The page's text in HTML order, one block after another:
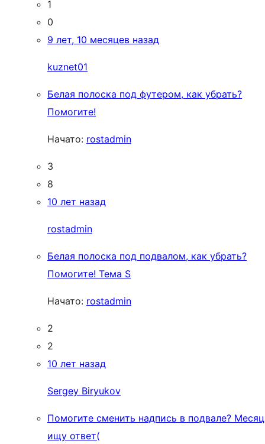
1
0
9 лет, 10 месяцев назад
kuznet01
Белая полоска под футером, как убрать?
Помогите!
Начато: rostadmin
3
8
10 лет назад
rostadmin
Белая полоска под подвалом, как убрать?
Помогите! Тема S
Начато: rostadmin
2
2
10 лет назад
Sergey Biryukov
Помогите сменить надпись в подвале? Месяц
ищу ответ(